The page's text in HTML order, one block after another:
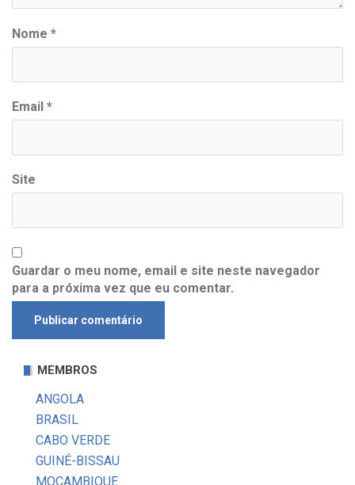
Nome *
Email *
Site
Guardar o meu nome, email e site neste navegador
para a próxima vez que eu comentar.
MEMBROS
ANGOLA
BRASIL
CABO VERDE
GUINÉ-BISSAU
MOÇAMBIQUE